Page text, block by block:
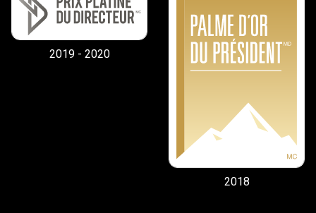
2019 - 2020
2018